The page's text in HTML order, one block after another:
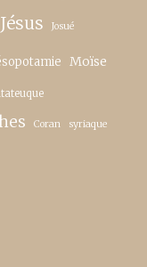
Jésus Josué
Moïse
Coran syriaque